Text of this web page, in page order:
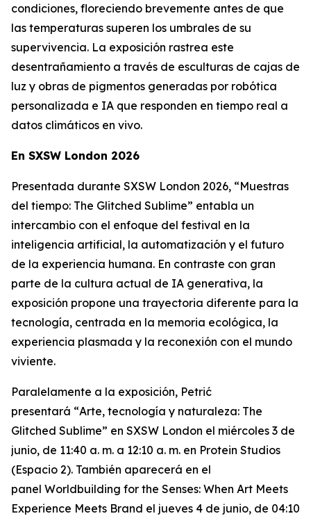
condiciones, floreciendo brevemente antes de que
las temperaturas superen los umbrales de su
supervivencia. La exposición rastrea este
desentrañamiento a través de esculturas de cajas de
luz y obras de pigmentos generadas por robótica
personalizada e IA que responden en tiempo real a
datos climáticos en vivo.
En SXSW London 2026
Presentada durante SXSW London 2026, “Muestras
del tiempo: The Glitched Sublime” entabla un
intercambio con el enfoque del festival en la
inteligencia artificial, la automatización y el futuro
de la experiencia humana. En contraste con gran
parte de la cultura actual de IA generativa, la
exposición propone una trayectoria diferente para la
tecnología, centrada en la memoria ecológica, la
experiencia plasmada y la reconexión con el mundo
viviente.
Paralelamente a la exposición, Petrić
presentará “Arte, tecnología y naturaleza: The
Glitched Sublime” en SXSW London el miércoles 3 de
junio, de 11:40 a. m. a 12:10 a. m. en Protein Studios
(Espacio 2). También aparecerá en el
panel Worldbuilding for the Senses: When Art Meets
Experience Meets Brand el jueves 4 de junio, de 04:10